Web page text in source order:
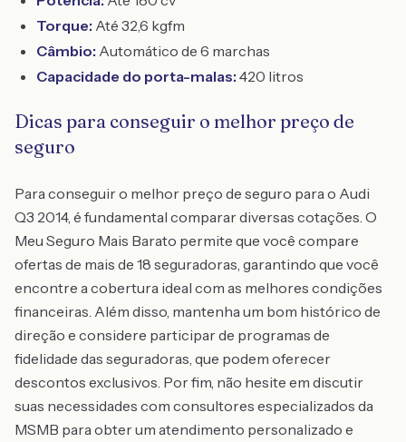
Torque: Até 32,6 kgfm
Câmbio: Automático de 6 marchas
Capacidade do porta-malas: 420 litros
Dicas para conseguir o melhor preço de
seguro
Para conseguir o melhor preço de seguro para o Audi
Q3 2014, é fundamental comparar diversas cotações. O
Meu Seguro Mais Barato permite que você compare
ofertas de mais de 18 seguradoras, garantindo que você
encontre a cobertura ideal com as melhores condições
financeiras. Além disso, mantenha um bom histórico de
direção e considere participar de programas de
fidelidade das seguradoras, que podem oferecer
descontos exclusivos. Por fim, não hesite em discutir
suas necessidades com consultores especializados da
MSMB para obter um atendimento personalizado e